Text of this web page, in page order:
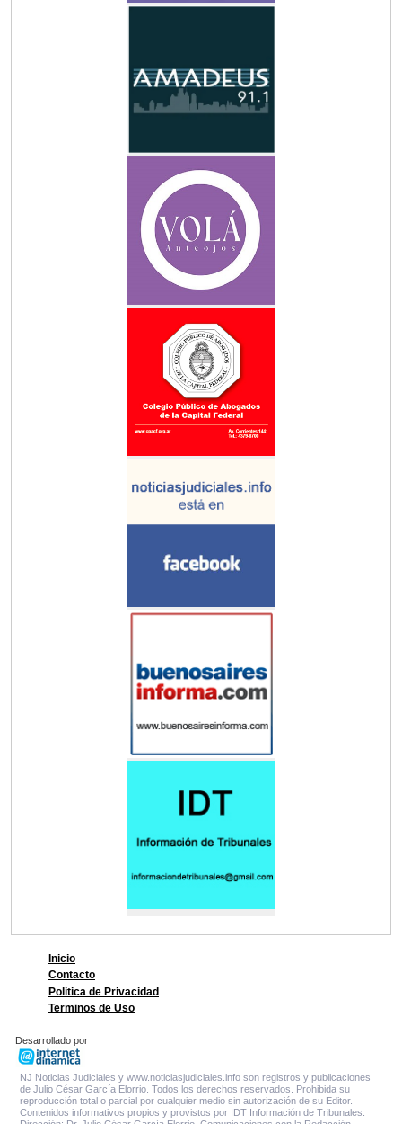
Inicio
Contacto
Politica de Privacidad
Terminos de Uso
Desarrollado por
NJ Noticias Judiciales y www.noticiasjudiciales.info son registros y publicaciones
de Julio César García Elorrio. Todos los derechos reservados. Prohibida su
reproducción total o parcial por cualquier medio sin autorización de su Editor.
Contenidos informativos propios y provistos por IDT Información de Tribunales.